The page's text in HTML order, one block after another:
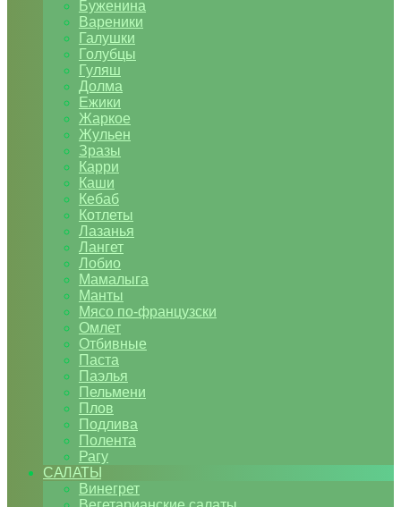
Буженина
Вареники
Галушки
Голубцы
Гуляш
Долма
Ежики
Жаркое
Жульен
Зразы
Карри
Каши
Кебаб
Котлеты
Лазанья
Лангет
Лобио
Мамалыга
Манты
Мясо по-французски
Омлет
Отбивные
Паста
Паэлья
Пельмени
Плов
Подлива
Полента
Рагу
САЛАТЫ
Винегрет